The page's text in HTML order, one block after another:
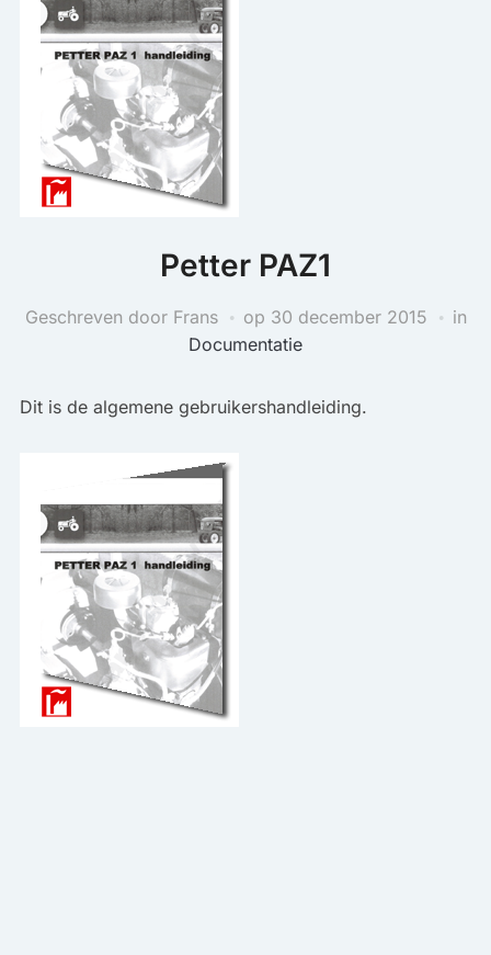
Petter PAZ1
Geschreven door Frans op 30 december 2015
in
Documentatie
Dit is de algemene gebruikershandleiding.